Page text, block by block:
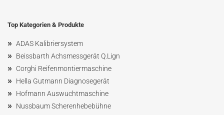
Top Kategorien & Produkte
» ADAS Kalibriersystem
» Beissbarth Achsmessgerät Q.Lign
» Corghi Reifenmontiermaschine
» Hella Gutmann Diagnosegerät
» Hofmann Auswuchtmaschine
» NussbaumScherenhebebühne